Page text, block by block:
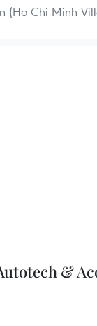
(Ho Chi Minh-
&